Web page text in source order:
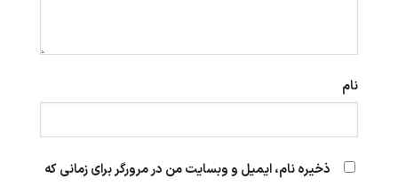
نام
ذخیره نام، ایمیل و وبسایت من در مرورگر برای زمانی که